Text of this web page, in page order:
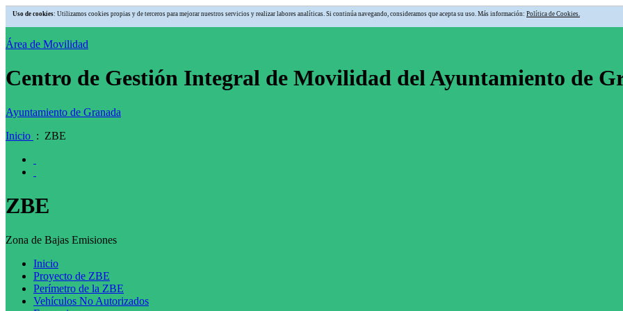
Uso de cookies: Utilizamos cookies propias y de terceros para mejorar nuestros servicios y realizar labores analíticas. Si continúa navegando, consideramos que acepta su uso. Más información: Política de Cookies.
Área de Movilidad
Centro de Gestión Integral de Movilidad del Ayuntamiento de
Ayuntamiento de Granada
Inicio : ZBE
ZBE
Zona de Bajas Emisiones
Inicio
Proyecto de ZBE
Perímetro de la ZBE
Vehículos No Autorizados